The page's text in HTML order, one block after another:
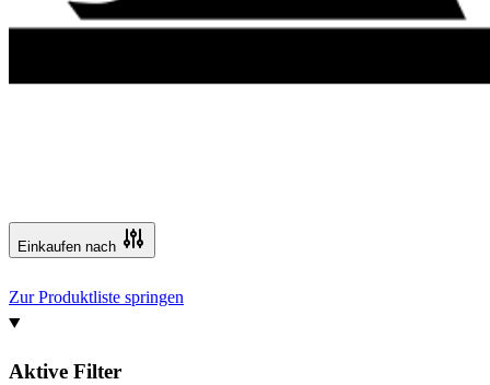
Einkaufen nach
Zur Produktliste springen
Aktive Filter